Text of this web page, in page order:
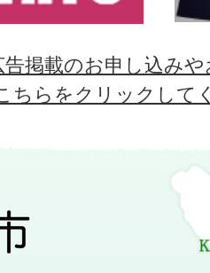
掲載のお申し込み
ちらをクリックして